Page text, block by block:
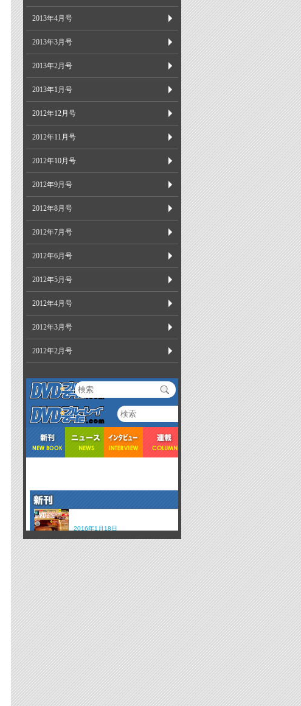
2013年4月号
2013年3月号
2013年2月号
2013年1月号
2012年12月号
2012年11月号
2012年10月号
2012年9月号
2012年8月号
2012年7月号
2012年6月号
2012年5月号
2012年4月号
2012年3月号
2012年2月号